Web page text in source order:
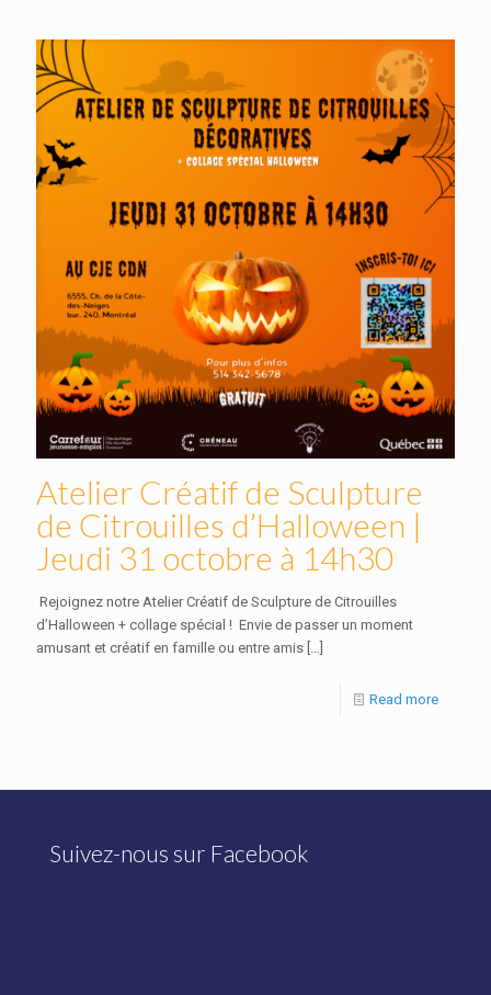
Atelier Créatif de Sculpture
de Citrouilles d’Halloween |
Jeudi 31 octobre à 14h30
Rejoignez notre Atelier Créatif de Sculpture de Citrouilles
d’Halloween + collage spécial ! Envie de passer un moment
amusant et créatif en famille ou entre amis […]
Read more
Suivez-nous sur Facebook